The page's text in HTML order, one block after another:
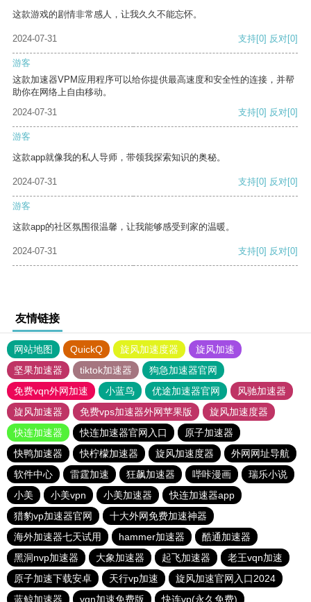
这款游戏的剧情非常感人，让我久久不能忘怀。
2024-07-31 支持[0] 反对[0]
游客
这款加速器VPM应用程序可以给你提供最高速度和安全性的连接，并帮
助你在网络上自由移动。
2024-07-31
支持[0] 反对[0]
游客
这款app就像我的私人导师，带领我探索知识的奥秘。
2024-07-31 支持[0] 反对[0]
游客
这款app的社区氛围很温馨，让我能够感受到家的温暖。
2024-07-31 支持[0] 反对[0]
友情链接
网站地图 QuickQ 旋风加速度器
旋风加速
坚果加速器
tiktok加速器
狗急加速器官网
免费vqn外网加速
小蓝鸟 优途加速器官网
风驰加速器
旋风加速器
免费vps加速器外网苹果版
旋风加速度器
快连加速器
快连加速器官网入口
原子加速器
快鸭加速器
快柠檬加速器 旋风加速度器
外网网址导航
软件中心
雷霆加速 狂飙加速器 哔咔漫画
瑞乐小说
小美
小美vpn 小美加速器
快连加速器app
猎豹vp加速器官网
十大外网免费加速神器
海外加速器七天试用
hammer加速器
酷通加速器
黑洞nvp加速器
大象加速器 起飞加速器
老王vqn加速
原子加速下载安卓
天行vp加速
旋风加速官网入口2024
蓝鲸加速器
vqn加速免费版 快连vp(永久免费)